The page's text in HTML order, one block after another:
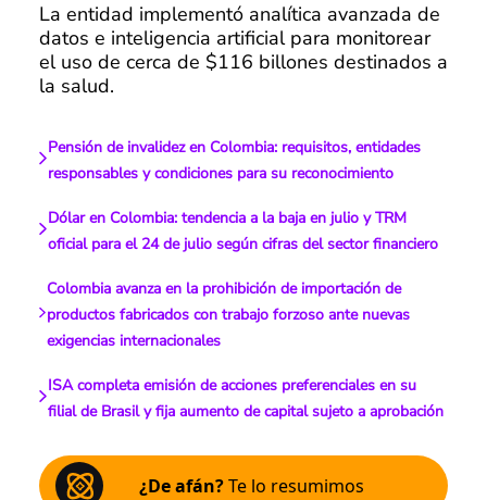
La entidad implementó analítica avanzada de
datos e inteligencia artificial para monitorear
el uso de cerca de $116 billones destinados a
la salud.
Pensión de invalidez en Colombia: requisitos, entidades
responsables y condiciones para su reconocimiento
Dólar en Colombia: tendencia a la baja en julio y TRM
oficial para el 24 de julio según cifras del sector financiero
Colombia avanza en la prohibición de importación de
productos fabricados con trabajo forzoso ante nuevas
exigencias internacionales
ISA completa emisión de acciones preferenciales en su
filial de Brasil y fija aumento de capital sujeto a aprobación
¿De afán?Te lo resumimos